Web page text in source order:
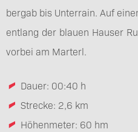
bergab bis Unterrain. Auf
entlang der blauen Hauser
vorbei am Marterl.
Dauer: 00:40 h
Strecke: 2,6 km
Höhenmeter: 60 hm